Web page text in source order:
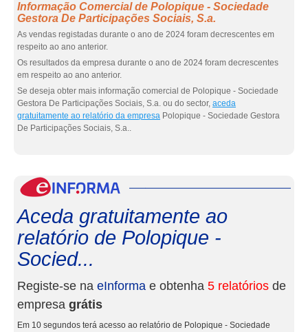
Informação Comercial de Polopique - Sociedade
Gestora De Participações Sociais, S.a.
As vendas registadas durante o ano de 2024 foram decrescentes em
respeito ao ano anterior.
Os resultados da empresa durante o ano de 2024 foram decrescentes
em respeito ao ano anterior.
Se deseja obter mais informação comercial de Polopique - Sociedade
Gestora De Participações Sociais, S.a. ou do sector, aceda
gratuitamente ao relatório da empresa Polopique - Sociedade Gestora
De Participações Sociais, S.a..
Aceda gratuitamente ao
relatório de Polopique -
Socied...
Registe-se na eInforma e obtenha 5 relatórios de
empresa grátis
Em 10 segundos terá acesso ao relatório de Polopique - Sociedade